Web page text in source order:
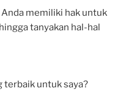
memiliki hak untuk
tanyakan hal-hal
terbaik untuk saya?